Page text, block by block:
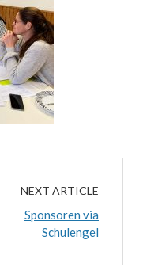
NEXT ARTICLE
Sponsoren via
Schulengel